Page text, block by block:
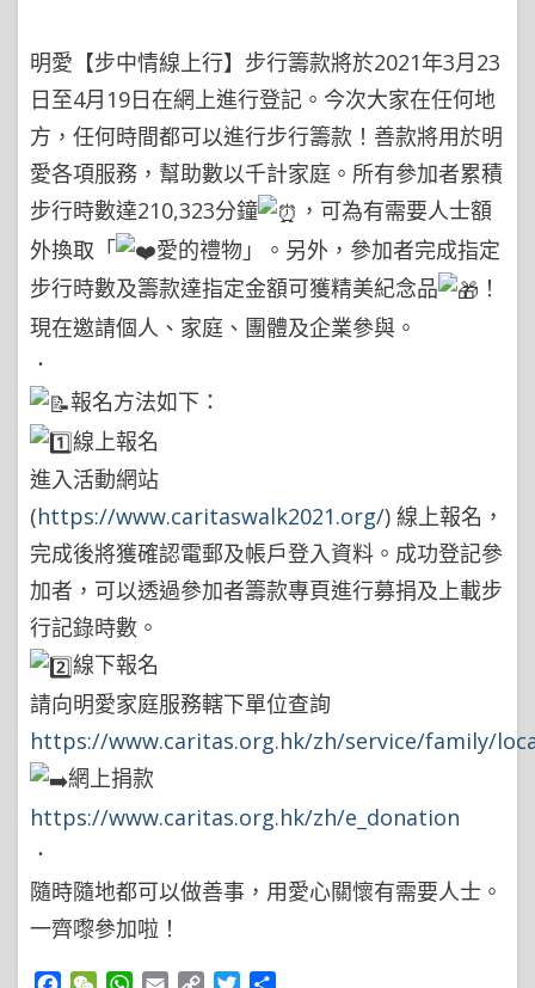
明愛【步中情線上行】步行籌款將於2021年3月23
日至4月19日在網上進行登記。今次大家在任何地
方，任何時間都可以進行步行籌款！善款將用於明
愛各項服務，幫助數以千計家庭。所有參加者累積
步行時數達210,323分鐘
，可為有需要人士額
外換取「
愛的禮物」。另外，參加者完成指定
步行時數及籌款達指定金額可獲精美紀念品
！
現在邀請個人、家庭、團體及企業參與。
．
報名方法如下：
線上報名
進入活動網站
(https://www.caritaswalk2021.org/) 線上報名，
完成後將獲確認電郵及帳戶登入資料。成功登記參
加者，可以透過參加者籌款專頁進行募捐及上載步
行記錄時數。
線下報名
請向明愛家庭服務轄下單位查詢
https://www.caritas.org.hk/zh/service/family/
網上捐款
https://www.caritas.org.hk/zh/e_donation
．
隨時隨地都可以做善事，用愛心關懷有需要人士。
一齊嚟參加啦！